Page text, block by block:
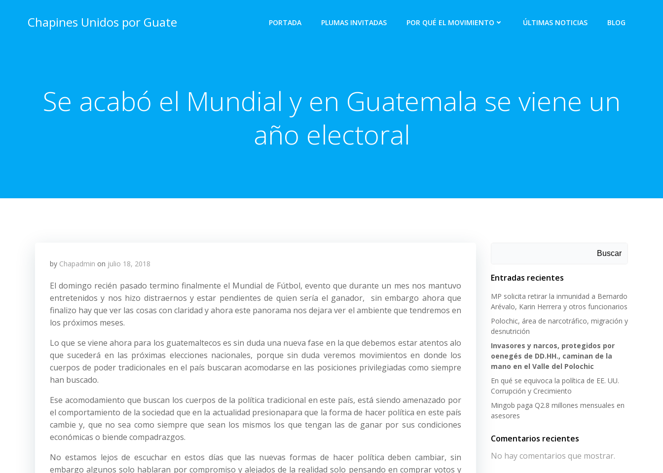
Chapines Unidos por Guate PORTADA PLUMAS INVITADAS POR QUÉ EL MOVIMIENTO ÚLTIMAS NOTICIAS BLOG
Se acabó el Mundial y en Guatemala se viene un
año electoral
by Chapadmin on julio 18, 2018
El domingo recién pasado termino finalmente el Mundial de Fútbol, evento que durante un mes nos mantuvo
entretenidos y nos hizo distraernos y estar pendientes de quien sería el ganador, sin embargo ahora que
finalizo hay que ver las cosas con claridad y ahora este panorama nos dejara ver el ambiente que tendremos en
los próximos meses.
Lo que se viene ahora para los guatemaltecos es sin duda una nueva fase en la que debemos estar atentos alo
que sucederá en las próximas elecciones nacionales, porque sin duda veremos movimientos en donde los
cuerpos de poder tradicionales en el país buscaran acomodarse en las posiciones privilegiadas como siempre
han buscado.
Ese acomodamiento que buscan los cuerpos de la política tradicional en este país, está siendo amenazado por
el comportamiento de la sociedad que en la actualidad presionapara que la forma de hacer política en este país
cambie y, que no sea como siempre que sean los mismos los que tengan las de ganar por sus condiciones
económicas o biende compadrazgos.
No estamos lejos de escuchar en estos días que las nuevas formas de hacer política deben cambiar, sin
embargo algunos solo hablaran por compromiso y alejados de la realidad solo pensando en comprar votos y
Buscar
Entradas recientes
MP solicita retirar la inmunidad a Bernardo
Arévalo, Karin Herrera y otros funcionarios
Polochic, área de narcotráfico, migración y
desnutrición
Invasores y narcos, protegidos por
oenegés de DD.HH., caminan de la
mano en el Valle del Polochic
En qué se equivoca la política de EE. UU.
Corrupción y Crecimiento
Mingob paga Q2.8 millones mensuales en
asesores
Comentarios recientes
No hay comentarios que mostrar.